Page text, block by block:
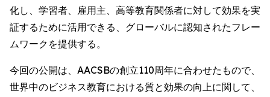
化し、学習者、雇用主、高等教育関係者に対して効果を実
証するために活用できる、グローバルに認知されたフレー
ムワークを提供する。
今回の公開は、AACSBの創立110周年に合わせたもので、
世界中のビジネス教育における質と効果の向上に関して、